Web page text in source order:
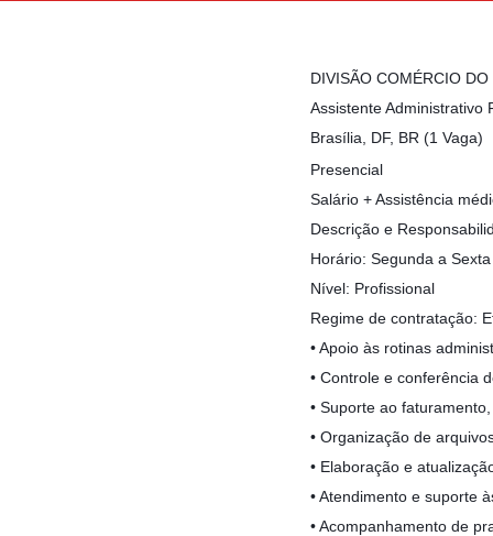
DIVISÃO COMÉRCIO
Assistente Administrativo
Brasília, DF, BR (1 Vaga)
Presencial
Salário + Assistência
Descrição e
Horário: Segunda a
Nível: Profissional
Regime de contratação:
• Apoio às rotinas
• Controle e conferência
• Suporte ao
• Organização de
• Elaboração e
• Atendimento e suporte
• Acompanhamento de